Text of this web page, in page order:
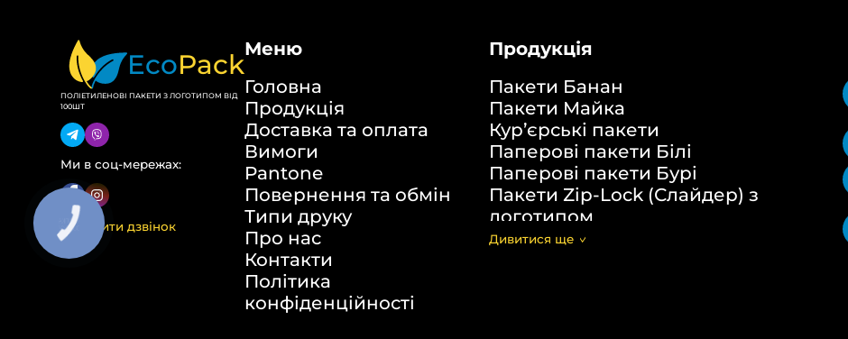
EcoPack
ПОЛІЕТИЛЕНОВІ ПАКЕТИ З ЛОГОТИПОМ ВІД
100ШТ
Ми в соц-мережах:
Замовити дзвінок
Меню
Головна
Продукція
Доставка та оплата
Вимоги
Pantone
Повернення та обмін
Типи друку
Про нас
Контакти
Політика
конфіденційності
Продукція
Пакети Банан
Пакети Майка
Кур’єрські пакети
Паперові пакети Білі
Паперові пакети Бурі
Пакети Zip-Lock (Слайдер) з
логотипом
Пакети банан ПВХ
Дивитися щe